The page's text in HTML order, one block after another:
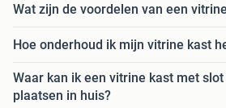
Wat zijn de voordelen van een
Hoe onderhoud ik mijn vitrine kast
Waar kan ik een vitrine kast met
plaatsen in huis?